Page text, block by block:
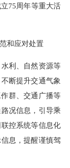
75周年等重大活
和应对处置
利、自然资源等
断提升交通气象
群、交通广播等
况信息，引导乘
控系统等信息化
息，提醒谨慎驾